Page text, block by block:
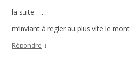
la suite …. :
m’inviant à regler au plus vite le mont
Répondre ↓